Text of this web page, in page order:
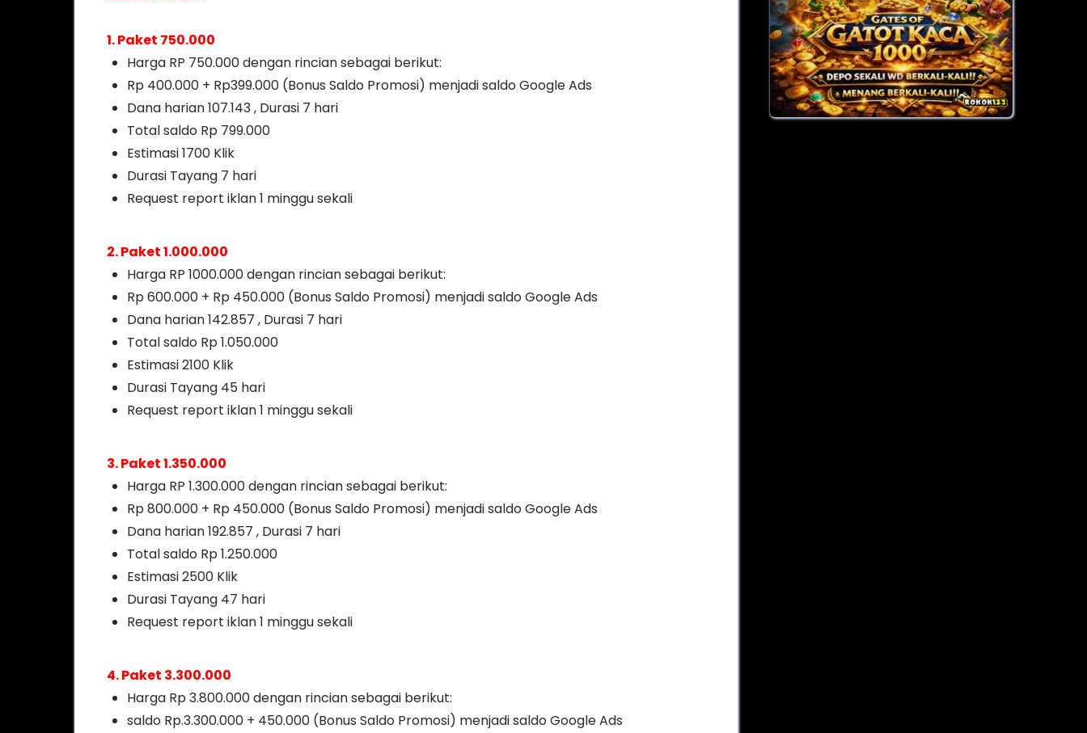
1. Paket 750.000
Harga RP 750.000 dengan rincian sebagai berikut:
Rp 400.000 + Rp399.000 (Bonus Saldo Promosi) menjadi saldo Google Ads
Dana harian 107.143 , Durasi 7 hari
Total saldo Rp 799.000
Estimasi 1700 Klik
Durasi Tayang 7 hari
Request report iklan 1 minggu sekali
2. Paket 1.000.000
Harga RP 1000.000 dengan rincian sebagai berikut:
Rp 600.000 + Rp 450.000 (Bonus Saldo Promosi) menjadi saldo Google Ads
Dana harian 142.857 , Durasi 7 hari
Total saldo Rp 1.050.000
Estimasi 2100 Klik
Durasi Tayang 45 hari
Request report iklan 1 minggu sekali
3. Paket 1.350.000
Harga RP 1.300.000 dengan rincian sebagai berikut:
Rp 800.000 + Rp 450.000 (Bonus Saldo Promosi) menjadi saldo Google Ads
Dana harian 192.857 , Durasi 7 hari
Total saldo Rp 1.250.000
Estimasi 2500 Klik
Durasi Tayang 47 hari
Request report iklan 1 minggu sekali
4. Paket 3.300.000
Harga Rp 3.800.000 dengan rincian sebagai berikut:
saldo Rp.3.300.000 + 450.000 (Bonus Saldo Promosi) menjadi saldo Google Ads